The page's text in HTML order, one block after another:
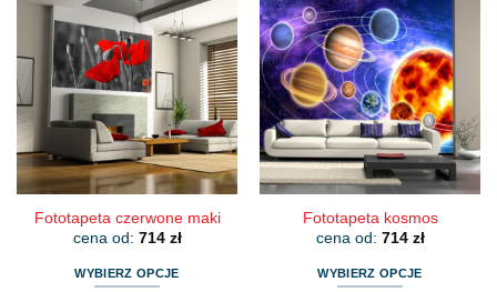
wiele
wariantów.
Opcje
można
wybrać
stronie
produktu
wiele
wariantów.
Opcje
można
wybrać
na
stronie
produktu
Fototapeta czerwone maki
cena od: 714 zł
WYBIERZ OPCJE
Fototapeta kosmos
cena od: 714 zł
WYBIERZ OPCJE